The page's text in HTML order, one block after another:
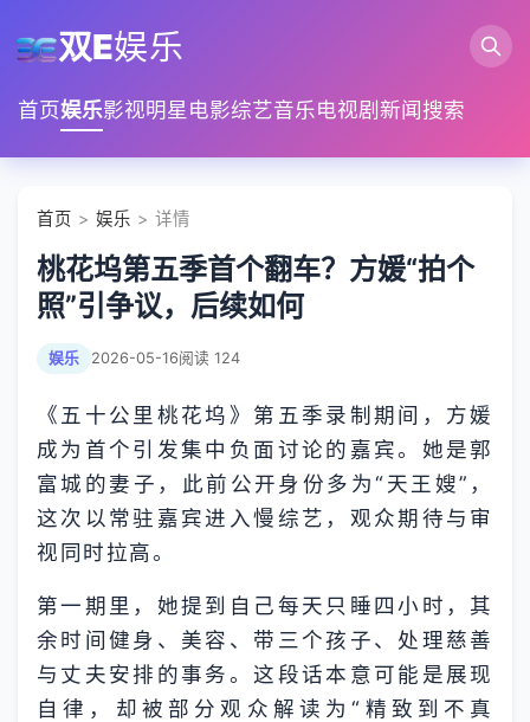
双E娱乐
首页娱乐影视明星电影综艺音乐电视剧 新闻搜索
首页 > 娱乐 > 详情
桃花坞第五季首个翻车？方媛“拍个
照”引争议，后续如何
娱乐 2026-05-16阅读 124
《五十公里桃花坞》第五季录制期间，方媛
成为首个引发集中负面讨论的嘉宾。她是郭
富城的妻子，此前公开身份多为“天王嫂”，
这次以常驻嘉宾进入慢综艺，观众期待与审
视同时拉高。
第一期里，她提到自己每天只睡四小时，其
余时间健身、美容、带三个孩子、处理慈善
与丈夫安排的事务。这段话本意可能是展现
自律，却被部分观众解读为“精致到不真